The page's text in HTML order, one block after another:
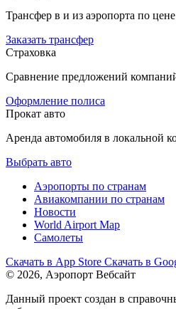
Трансфер в и из аэропорта по
Заказать трансфер
Страховка
Сравнение предложений
Оформление полиса
Прокат авто
Аренда автомобиля в локальной
Выбрать авто
Аэропорты по странам
Авиакомпании по странам
Новости
World Airport Map
Самолеты
Скачать в App Store Скачать в
© 2026, Аэропорт Вебсайт
Данный проект создан в